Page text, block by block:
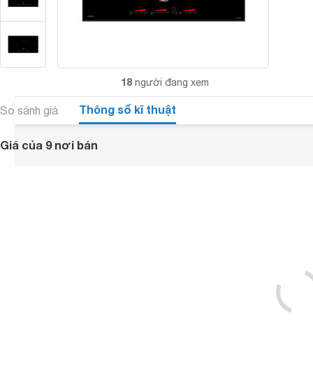
18 người đang xem
So sánh giá Thông số kĩ thuật
Giá của 9 nơi bán